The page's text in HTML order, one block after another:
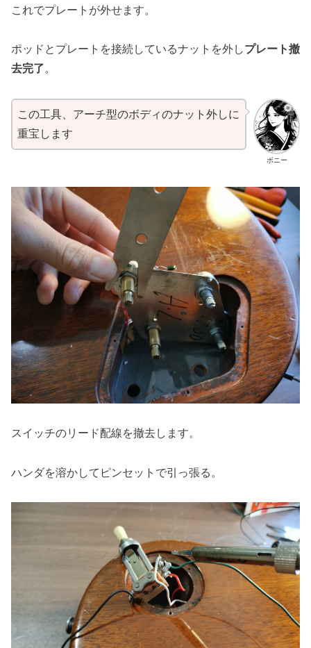
これでプレートが外せます。
ポッドとプレートを接続しているナットを外しプレート撤
去完了。
ボニー
この工具、アーチ型のボディのナット外しに
重宝します
スイッチのリード配線を撤去します。
ハンダを溶かしてピンセットで引っ張る。